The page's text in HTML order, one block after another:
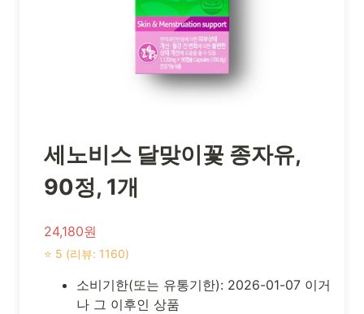
세노비스 달맞이꽃 종자유,
90정, 1개
24,180원
⭐ 5 (리뷰: 1160)
소비기한(또는 유통기한): 2026-01-07 이거
나 그 이후인 상품